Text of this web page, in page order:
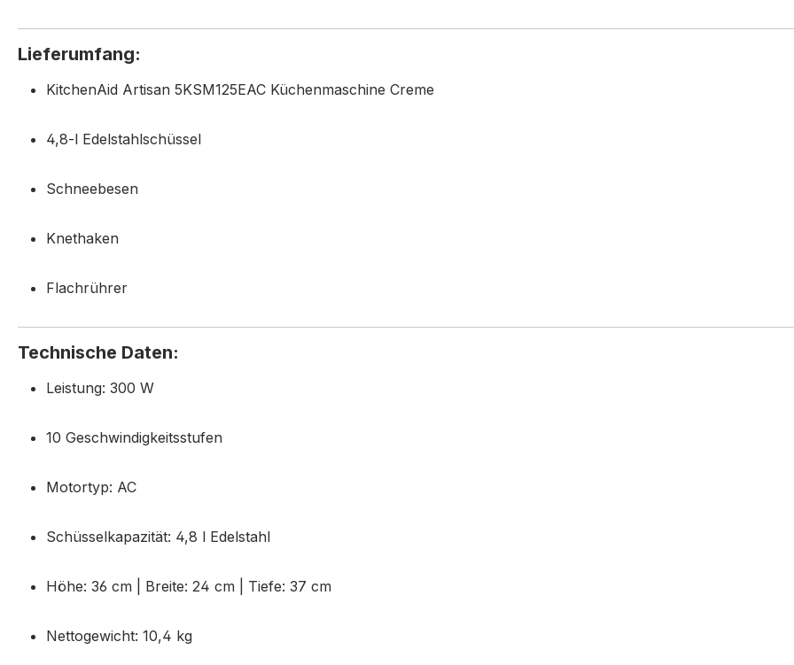
Lieferumfang:
KitchenAid Artisan 5KSM125EAC Küchenmaschine Creme
4,8-l Edelstahlschüssel
Schneebesen
Knethaken
Flachrührer
Technische Daten:
Leistung: 300 W
10 Geschwindigkeitsstufen
Motortyp: AC
Schüsselkapazität: 4,8 l Edelstahl
Höhe: 36 cm | Breite: 24 cm | Tiefe: 37 cm
Nettogewicht: 10,4 kg